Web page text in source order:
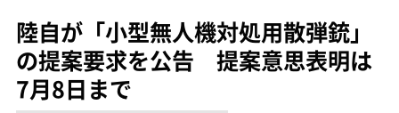
陸自が「小型無人機対処用散弾銃」
の提案要求を公告 提案意思表明は
7月8日まで